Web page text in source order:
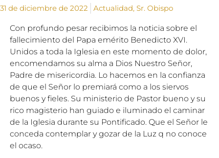
31 de diciembre de 2022 Actualidad, Sr. Obispo
Con profundo pesar recibimos la noticia sobre el
fallecimiento del Papa emérito Benedicto XVI.
Unidos a toda la Iglesia en este momento de dolor,
encomendamos su alma a Dios Nuestro Señor,
Padre de misericordia. Lo hacemos en la confianza
de que el Señor lo premiará como a los siervos
buenos y fieles. Su ministerio de Pastor bueno y su
rico magisterio han guiado e iluminado el caminar
de la Iglesia durante su Pontificado. Que el Señor le
conceda contemplar y gozar de la Luz q no conoce
el ocaso.